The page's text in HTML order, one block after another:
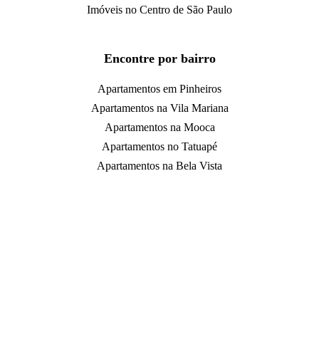
Imóveis no Centro de São Paulo
Encontre por bairro
Apartamentos em Pinheiros
Apartamentos na Vila Mariana
Apartamentos na Mooca
Apartamentos no Tatuapé
Apartamentos na Bela Vista